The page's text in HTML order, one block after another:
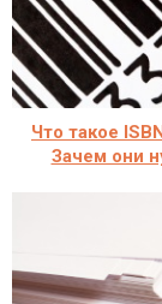
Что такое
Зачем они